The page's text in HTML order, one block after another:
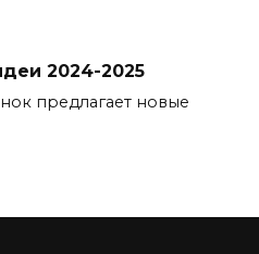
2024-2025
предлагает новые